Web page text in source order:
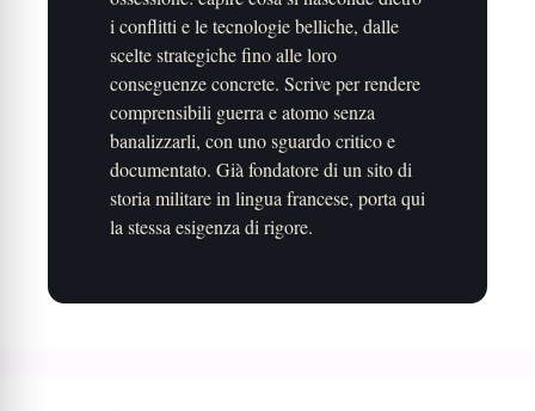
i conflitti e le tecnologie belliche, dalle
scelte strategiche fino alle loro
conseguenze concrete. Scrive per rendere
comprensibili guerra e atomo senza
banalizzarli, con uno sguardo critico e
documentato. Già fondatore di un sito di
storia militare in lingua francese, porta qui
la stessa esigenza di rigore.